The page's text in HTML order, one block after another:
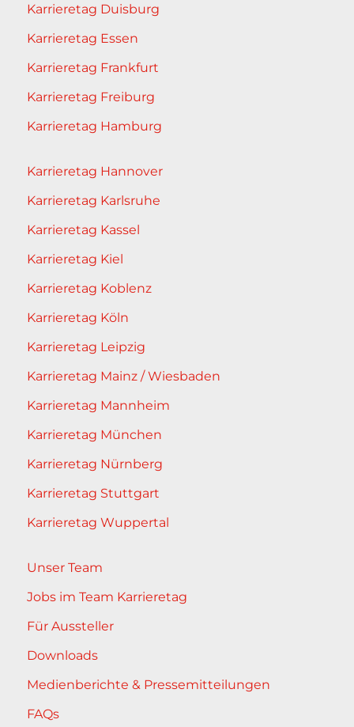
Karrieretag Duisburg
Karrieretag Essen
Karrieretag Frankfurt
Karrieretag Freiburg
Karrieretag Hamburg
Karrieretag Hannover
Karrieretag Karlsruhe
Karrieretag Kassel
Karrieretag Kiel
Karrieretag Koblenz
Karrieretag Köln
Karrieretag Leipzig
Karrieretag Mainz / Wiesbaden
Karrieretag Mannheim
Karrieretag München
Karrieretag Nürnberg
Karrieretag Stuttgart
Karrieretag Wuppertal
Unser Team
Jobs im Team Karrieretag
Für Aussteller
Downloads
Medienberichte & Pressemitteilungen
FAQs